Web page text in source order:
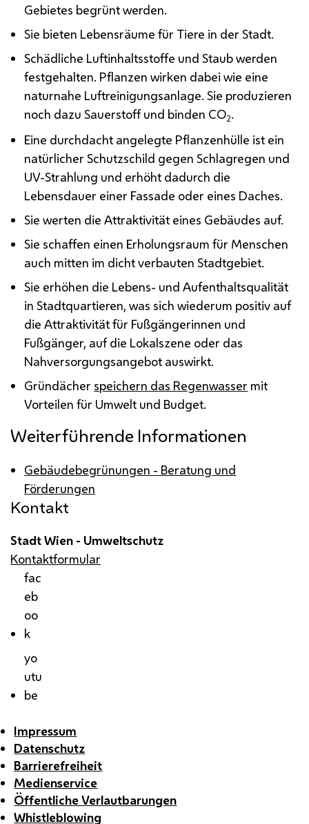
Gebietes begrünt werden.
Sie bieten Lebensräume für Tiere in der Stadt.
Schädliche Luftinhaltsstoffe und Staub werden
festgehalten. Pflanzen wirken dabei wie eine
naturnahe Luftreinigungsanlage. Sie produzieren
noch dazu Sauerstoff und binden CO2.
Eine durchdacht angelegte Pflanzenhülle ist ein
natürlicher Schutzschild gegen Schlagregen und
UV-Strahlung und erhöht dadurch die
Lebensdauer einer Fassade oder eines Daches.
Sie werten die Attraktivität eines Gebäudes auf.
Sie schaffen einen Erholungsraum für Menschen
auch mitten im dicht verbauten Stadtgebiet.
Sie erhöhen die Lebens- und Aufenthaltsqualität
in Stadtquartieren, was sich wiederum positiv auf
die Attraktivität für Fußgängerinnen und
Fußgänger, auf die Lokalszene oder das
Nahversorgungsangebot auswirkt.
Gründächer speichern das Regenwasser mit
Vorteilen für Umwelt und Budget.
Weiterführende Informationen
Gebäudebegrünungen - Beratung und
Förderungen
Kontakt
Stadt Wien - Umweltschutz
Kontaktformular
fac
eb
oo
k
yo
utu
be
Impressum
Datenschutz
Barrierefreiheit
Medienservice
Öffentliche Verlautbarungen
Whistleblowing